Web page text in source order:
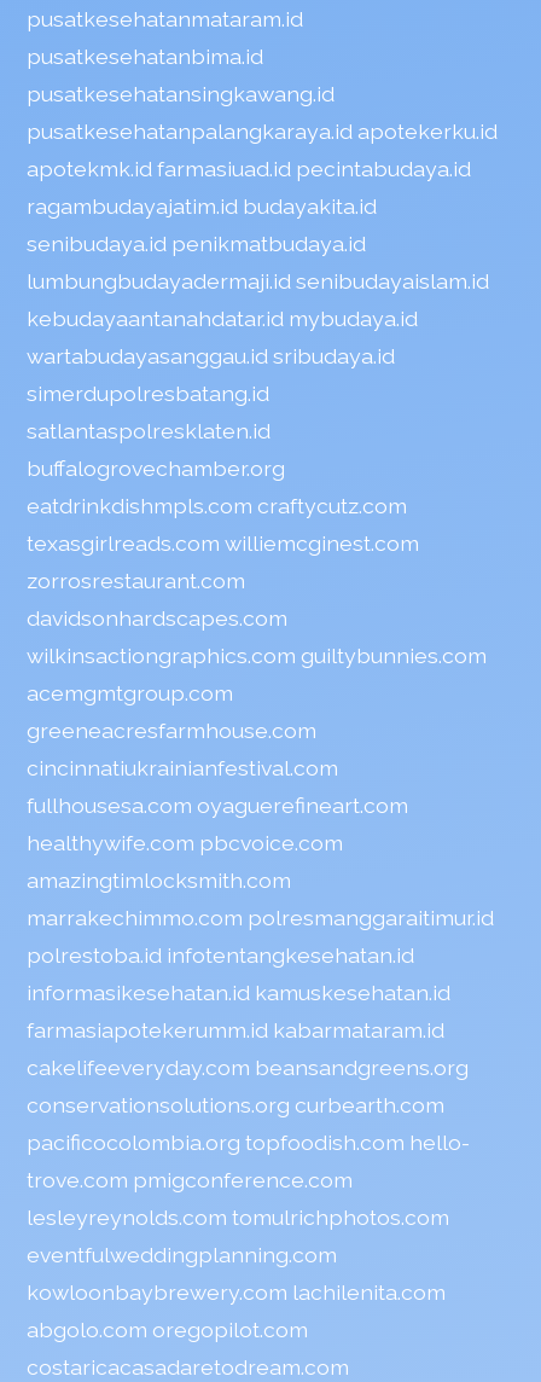
pusatkesehatanmataram.id
pusatkesehatanbima.id
pusatkesehatansingkawang.id
pusatkesehatanpalangkaraya.id apotekerku.id
apotekmk.id farmasiuad.id pecintabudaya.id
ragambudayajatim.id budayakita.id
senibudaya.id penikmatbudaya.id
lumbungbudayadermaji.id senibudayaislam.id
kebudayaantanahdatar.id mybudaya.id
wartabudayasanggau.id sribudaya.id
simerdupolresbatang.id
satlantaspolresklaten.id
buffalogrovechamber.org
eatdrinkdishmpls.com craftycutz.com
texasgirlreads.com williemcginest.com
zorrosrestaurant.com
davidsonhardscapes.com
wilkinsactiongraphics.com guiltybunnies.com
acemgmtgroup.com
greeneacresfarmhouse.com
cincinnatiukrainianfestival.com
fullhousesa.com oyaguerefineart.com
healthywife.com pbcvoice.com
amazingtimlocksmith.com
marrakechimmo.com polresmanggaraitimur.id
polrestoba.id infotentangkesehatan.id
informasikesehatan.id kamuskesehatan.id
farmasiapotekerumm.id kabarmataram.id
cakelifeeveryday.com beansandgreens.org
conservationsolutions.org curbearth.com
pacificocolombia.org topfoodish.com hello-
trove.com pmigconference.com
lesleyreynolds.com tomulrichphotos.com
eventfulweddingplanning.com
kowloonbaybrewery.com lachilenita.com
abgolo.com oregopilot.com
costaricacasadaretodream.com